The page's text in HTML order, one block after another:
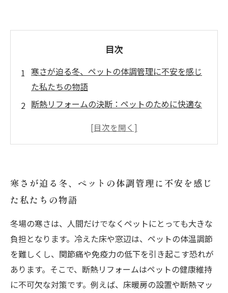
目次
寒さが迫る冬、ペットの体調管理に不安を感じ
た私たちの物語
断熱リフォームの決断：ペットのために快適な
壁や窓の断熱強化で変わった室内環境とペット
トのストレス軽減
省エネで環境に優しく、ペットも飼い主も喜ぶ
理想の住まい完成へ
冬も暖かく過ごせる！ペット向け断熱リフォー
ムのポイントまとめ
ペットと共に快適に暮らすための冬支度：断熱
リフォームのメリットと注意点
寒さが迫る冬、ペットの体調管理に不安を感じ
た私たちの物語
冬場の寒さは、人間だけでなくペットにとっても大きな
負担となります。冷えた床や窓辺は、ペットの体温調節
を難しくし、関節痛や免疫力の低下を引き起こす恐れが
あります。そこで、断熱リフォームはペットの健康維持
に不可欠な対策です。例えば、床暖房の設置や断熱マッ